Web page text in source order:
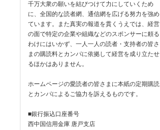
千万大衆の願いを結びつけて力にしていくため
に、全国的な読者網、通信網を広げる努力を強め
ています。また真実の報道を貫くうえでは、経営
の面で特定の企業や組織などのスポンサーに頼る
わけにはいかず、一人一人の読者・支持者の皆さ
まの購読料とカンパに依拠して経営を成り立たせ
るほかはありません。
ホームページの愛読者の皆さまに本紙の定期購読
とカンパによるご協力を訴えるものです。
■銀行振込口座番号
西中国信用金庫 唐戸支店